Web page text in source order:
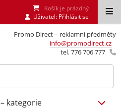
Promo Direct – reklamní předměty
info@promodirect.cz
tel. 776 706 777
Košík je prázdný
Uživatel: Přihlásit se
– kategorie